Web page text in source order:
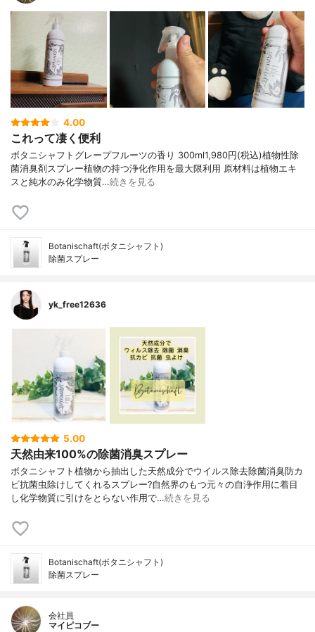
4.00
これって凄く便利
ボタニシャフトグレープフルーツの香り 300ml1,980円(税込)植物性除
菌消臭剤スプレー植物の持つ浄化作用を最大限利用 原材料は植物エキ
スと純水のみ化学物質…続きを見る
Botanischaft(ボタニシャフト)
除菌スプレー
yk_free12636
5.00
天然由来100%の除菌消臭スプレー
ボタニシャフト植物から抽出した天然成分でウイルス除去除菌消臭防カ
ビ抗菌虫除けしてくれるスプレー?自然界のもつ元々の自浄作用に着目
し化学物質に引けをとらない作用で…続きを見る
Botanischaft(ボタニシャフト)
除菌スプレー
会社員
マイピコブー